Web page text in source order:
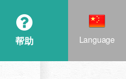
帮助 Language